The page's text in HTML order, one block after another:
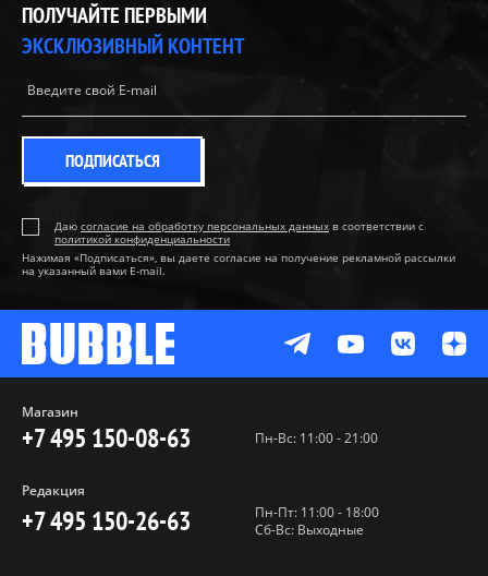
ПОЛУЧАЙТЕ ПЕРВЫМИ
ЭКСКЛЮЗИВНЫЙ КОНТЕНТ
ПОДПИСАТЬСЯ
Даю согласие на обработку персональных данных в соответствии с
политикой конфиденциальности
Нажимая «Подписаться», вы даете согласие на получение рекламной рассылки
на указанный вами E-mail.
Магазин
+7 495 150-08-63 Пн-Вс: 11:00 - 21:00
Редакция
+7 495 150-26-63
Пн-Пт: 11:00 - 18:00
Сб-Вс: Выходные